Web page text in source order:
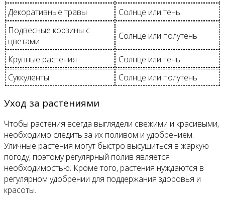
Декоративные травы
Солнце или тень
Подвесные корзины с
цветами
Солнце или полутень
Крупные растения
Солнце или тень
Суккуленты
Солнце или полутень
Уход за растениями
Чтобы растения всегда выглядели свежими и красивыми,
необходимо следить за их поливом и удобрением.
Уличные растения могут быстро высушиться в жаркую
погоду, поэтому регулярный полив является
необходимостью. Кроме того, растения нуждаются в
регулярном удобрении для поддержания здоровья и
красоты.